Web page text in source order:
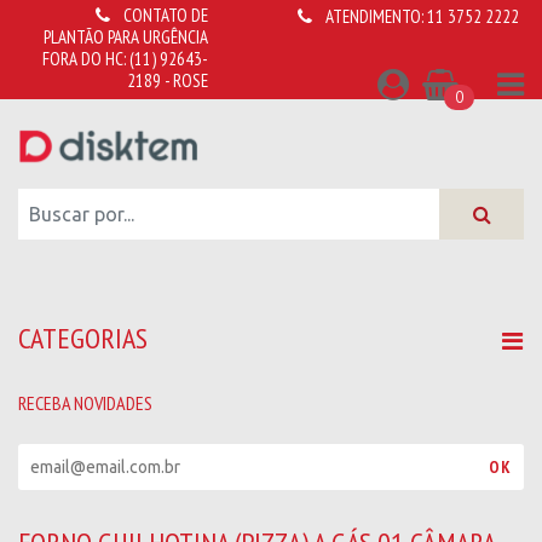
CONTATO DE
PLANTÃO PARA URGÊNCIA
FORA DO HC:(11) 92643-
2189 - ROSE
ATENDIMENTO:11 3752 2222
0
CATEGORIAS
RECEBA NOVIDADES
OK